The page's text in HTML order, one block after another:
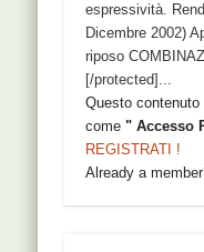
espressività.
Dicembre 2002)
riposo
[/protected]...
Questo
come" Accesso
REGISTRATI !
Already a